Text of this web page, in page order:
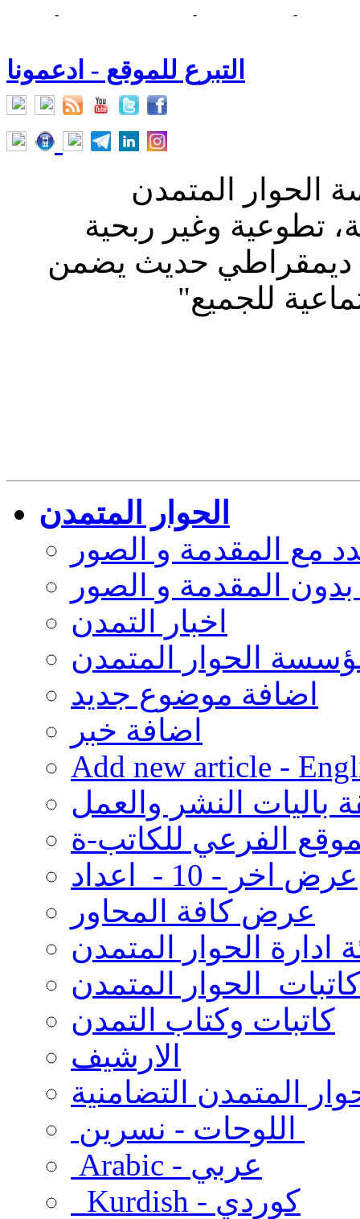
-
-
-
التبرع للموقع - ادعمونا
الحوار المتمدن
تطوعية وغير ربحية
ديمقراطي حديث يضمن
للجميع"
الحوار المتمدن
مع المقدمة و الصور
المقدمة و الصور
اخبار التمدن
الحوار المتمدن
اضافة موضوع جديد
اضافة خبر
Add new article -
باليات النشر والعمل
الفرعي للكاتب-ة
عرض اخر - 10 - اعداد
عرض كافة المحاور
ادارة الحوار المتمدن
الحوار المتمدن
كاتبات وكتاب التمدن
الارشيف
المتمدن التضامنية
Arabic - عربي
Kurdish - كوردي